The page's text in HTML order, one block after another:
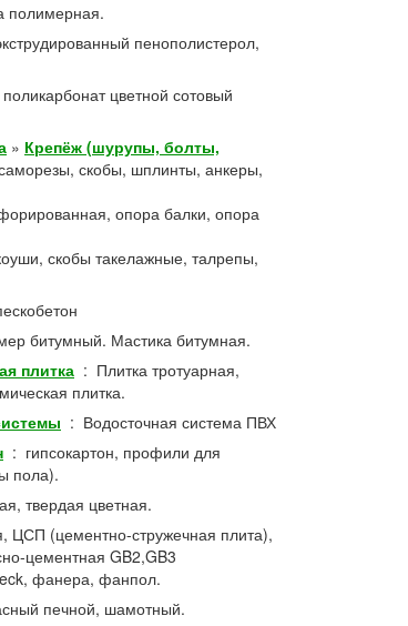
полимерная.
пенополистерол,
цветной сотовый
» Крепёж (шурупы, болты,
скобы, шплинты, анкеры,
опора балки, опора
скобы такелажные, талрепы,
битумный. Мастика битумная.
плитка : Плитка тротуарная,
плитка.
: Водосточная система ПВХ
: гипсокартон, профили для
пола).
твердая цветная.
ЦСП (цементно-стружечная плита),
цементная GB2,GB3
фанера, фанпол.
печной, шамотный.